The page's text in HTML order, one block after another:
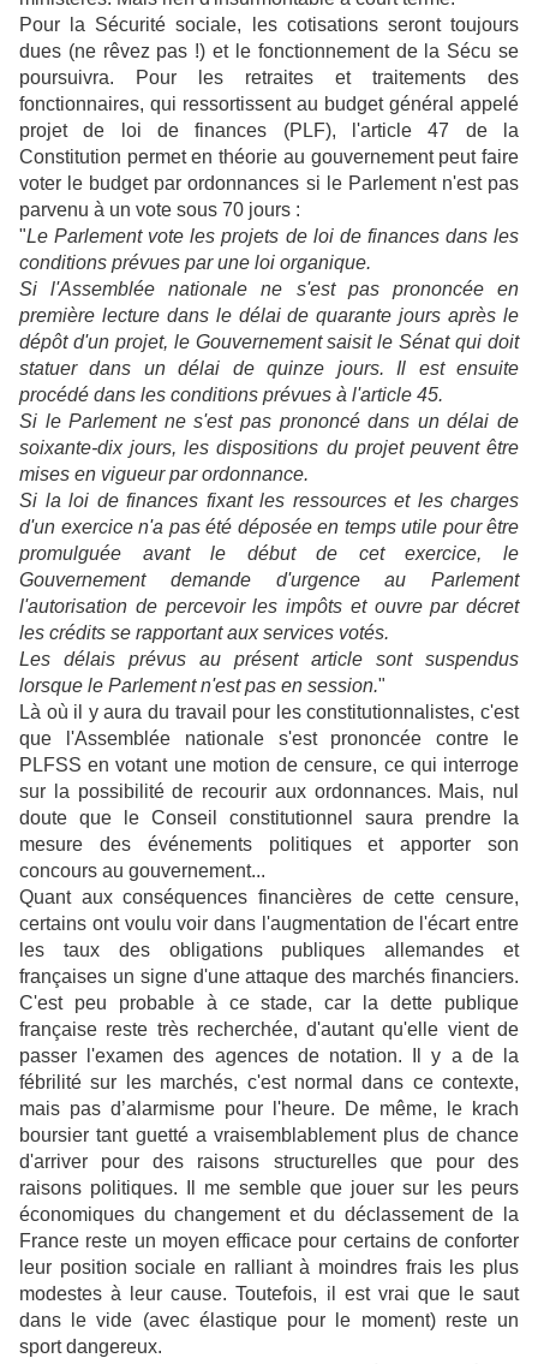
Pour la Sécurité sociale, les cotisations seront toujours
dues (ne rêvez pas !) et le fonctionnement de la Sécu se
poursuivra. Pour les retraites et traitements des
fonctionnaires, qui ressortissent au budget général appelé
projet de loi de finances (PLF), l'article 47 de la
Constitution permet en théorie au gouvernement peut faire
voter le budget par ordonnances si le Parlement n'est pas
parvenu à un vote sous 70 jours :
"Le Parlement vote les projets de loi de finances dans les
conditions prévues par une loi organique.
Si l'Assemblée nationale ne s'est pas prononcée en
première lecture dans le délai de quarante jours après le
dépôt d'un projet, le Gouvernement saisit le Sénat qui doit
statuer dans un délai de quinze jours. Il est ensuite
procédé dans les conditions prévues à l'article 45.
Si le Parlement ne s'est pas prononcé dans un délai de
soixante-dix jours, les dispositions du projet peuvent être
mises en vigueur par ordonnance.
Si la loi de finances fixant les ressources et les charges
d'un exercice n'a pas été déposée en temps utile pour être
promulguée avant le début de cet exercice, le
Gouvernement demande d'urgence au Parlement
l'autorisation de percevoir les impôts et ouvre par décret
les crédits se rapportant aux services votés.
Les délais prévus au présent article sont suspendus
lorsque le Parlement n'est pas en session."
Là où il y aura du travail pour les constitutionnalistes, c'est
que l'Assemblée nationale s'est prononcée contre le
PLFSS en votant une motion de censure, ce qui interroge
sur la possibilité de recourir aux ordonnances. Mais, nul
doute que le Conseil constitutionnel saura prendre la
mesure des événements politiques et apporter son
concours au gouvernement...
Quant aux conséquences financières de cette censure,
certains ont voulu voir dans l'augmentation de l'écart entre
les taux des obligations publiques allemandes et
françaises un signe d'une attaque des marchés financiers.
C'est peu probable à ce stade, car la dette publique
française reste très recherchée, d'autant qu'elle vient de
passer l'examen des agences de notation. Il y a de la
fébrilité sur les marchés, c'est normal dans ce contexte,
mais pas d’alarmisme pour l'heure. De même, le krach
boursier tant guetté a vraisemblablement plus de chance
d'arriver pour des raisons structurelles que pour des
raisons politiques. Il me semble que jouer sur les peurs
économiques du changement et du déclassement de la
France reste un moyen efficace pour certains de conforter
leur position sociale en ralliant à moindres frais les plus
modestes à leur cause. Toutefois, il est vrai que le saut
dans le vide (avec élastique pour le moment) reste un
sport dangereux.